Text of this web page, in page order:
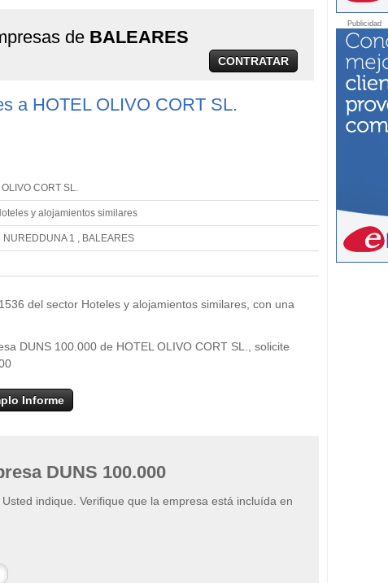
de BALEARES
CONTRATAR
a HOTEL OLIVO CORT SL.
CORT SL.
y alojamientos similares
1 , BALEARES
×
del sector Hoteles y alojamientos similares, con una
DUNS 100.000 de HOTEL OLIVO CORT SL., solicite
Informe
DUNS 100.000
indique. Verifique que la empresa está incluída en
Publicidad